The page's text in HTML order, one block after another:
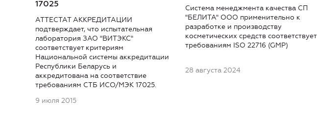
17025
АТТЕСТАТ АККРЕДИТАЦИИ
подтверждает, что испытательная
лаборатория ЗАО "ВИТЭКС"
соответствует критериям
Национальной системы аккредитации
Республики Беларусь и
аккредитована на соответствие
требованиям СТБ ИСО/МЭК 17025.
9 июля 2015
Система менеджмента качества СП
"БЕЛИТА" ООО применительно к
разработке и производству
косметических средств соответствует
требованиям ISO 22716 (GMP)
28 августа 2024